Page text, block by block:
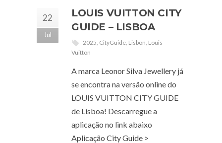
22
Jul
LOUIS VUITTON CITY
GUIDE – LISBOA
2025, CityGuide, Lisbon, Louis
Vuitton
A marca Leonor Silva Jewellery já
se encontra na versão online do
LOUIS VUITTON CITY GUIDE
de Lisboa! Descarregue a
aplicação no link abaixo
Aplicação City Guide >